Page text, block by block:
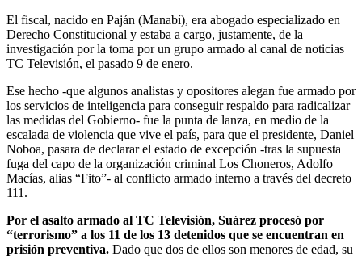
El fiscal, nacido en Paján (Manabí), era abogado especializado en
Derecho Constitucional y estaba a cargo, justamente, de la
investigación por la toma por un grupo armado al canal de noticias
TC Televisión, el pasado 9 de enero.
Ese hecho -que algunos analistas y opositores alegan fue armado por
los servicios de inteligencia para conseguir respaldo para radicalizar
las medidas del Gobierno- fue la punta de lanza, en medio de la
escalada de violencia que vive el país, para que el presidente, Daniel
Noboa, pasara de declarar el estado de excepción -tras la supuesta
fuga del capo de la organización criminal Los Choneros, Adolfo
Macías, alias “Fito”- al conflicto armado interno a través del decreto
111.
Por el asalto armado al TC Televisión, Suárez procesó por
“terrorismo” a los 11 de los 13 detenidos que se encuentran en
prisión preventiva. Dado que dos de ellos son menores de edad, su